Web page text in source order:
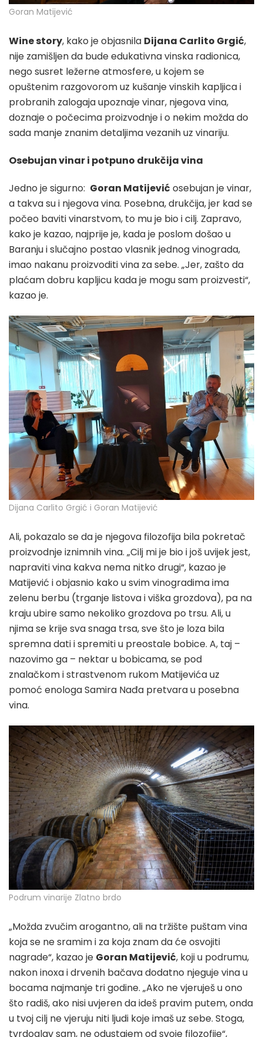
Goran Matijević
Wine story, kako je objasnila Dijana Carlito Grgić,
nije zamišljen da bude edukativna vinska radionica,
nego susret ležerne atmosfere, u kojem se
opuštenim razgovorom uz kušanje vinskih kapljica i
probranih zalogaja upoznaje vinar, njegova vina,
doznaje o počecima proizvodnje i o nekim možda do
sada manje znanim detaljima vezanih uz vinariju.
Osebujan vinar i potpuno drukčija vina
Jedno je sigurno: Goran Matijević osebujan je vinar,
a takva su i njegova vina. Posebna, drukčija, jer kad se
počeo baviti vinarstvom, to mu je bio i cilj. Zapravo,
kako je kazao, najprije je, kada je poslom došao u
Baranju i slučajno postao vlasnik jednog vinograda,
imao nakanu proizvoditi vina za sebe. „Jer, zašto da
plaćam dobru kapljicu kada je mogu sam proizvesti“,
kazao je.
Dijana Carlito Grgić i Goran Matijević
Ali, pokazalo se da je njegova filozofija bila pokretač
proizvodnje iznimnih vina. „Cilj mi je bio i još uvijek jest,
napraviti vina kakva nema nitko drugi“, kazao je
Matijević i objasnio kako u svim vinogradima ima
zelenu berbu (trganje listova i viška grozdova), pa na
kraju ubire samo nekoliko grozdova po trsu. Ali, u
njima se krije sva snaga trsa, sve što je loza bila
spremna dati i spremiti u preostale bobice. A, taj –
nazovimo ga – nektar u bobicama, se pod
znalačkom i strastvenom rukom Matijevića uz
pomoć enologa Samira Nađa pretvara u posebna
vina.
Podrum vinarije Zlatno brdo
„Možda zvučim arogantno, ali na tržište puštam vina
koja se ne sramim i za koja znam da će osvojiti
nagrade“, kazao je Goran Matijević, koji u podrumu,
nakon inoxa i drvenih bačava dodatno njeguje vina u
bocama najmanje tri godine. „Ako ne vjeruješ u ono
što radiš, ako nisi uvjeren da ideš pravim putem, onda
u tvoj cilj ne vjeruju niti ljudi koje imaš uz sebe. Stoga,
tvrdoglav sam, ne odustajem od svoje filozofije“,